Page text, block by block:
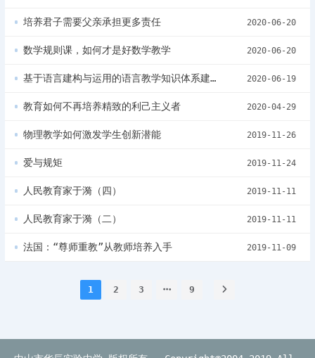
培养君子需要父亲承担更多责任 2020-06-20
数学规则课，如何才是好数学教学 2020-06-20
基于语言建构与运用的语言教学知识体系建设的新思考 2020-06-19
教育如何不再培养精致的利己主义者 2020-04-29
物理教学如何激发学生创新潜能 2019-11-26
爱与规矩 2019-11-24
人民教育家于漪（四） 2019-11-11
人民教育家于漪（二） 2019-11-11
法国：“尊师重教”从教师培养入手 2019-11-09
1 2 3 9